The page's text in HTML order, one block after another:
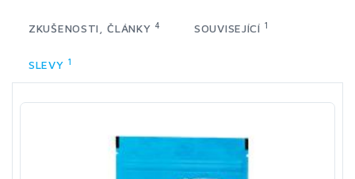
ZKUŠENOSTI, ČLÁNKY 4 SOUVISEJÍCÍ 1
SLEVY 1